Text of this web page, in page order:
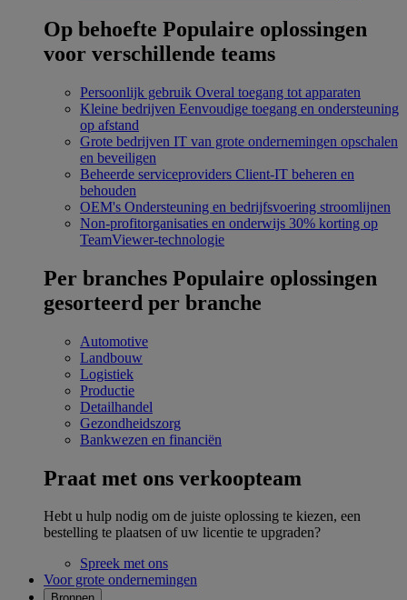
Op behoefte Populaire oplossingen
voor verschillende teams
Persoonlijk gebruik Overal toegang tot apparaten
Kleine bedrijven Eenvoudige toegang en ondersteuning
op afstand
Grote bedrijven IT van grote ondernemingen opschalen
en beveiligen
Beheerde serviceproviders Client-IT beheren en
behouden
OEM's Ondersteuning en bedrijfsvoering stroomlijnen
Non-profitorganisaties en onderwijs 30% korting op
TeamViewer-technologie
Per branches Populaire oplossingen
gesorteerd per branche
Automotive
Landbouw
Logistiek
Productie
Detailhandel
Gezondheidszorg
Bankwezen en financiën
Praat met ons verkoopteam
Hebt u hulp nodig om de juiste oplossing te kiezen, een
bestelling te plaatsen of uw licentie te upgraden?
Spreek met ons
Voor grote ondernemingen